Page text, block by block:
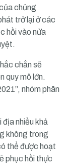
chủng
trở lại ở các
hồi vào nửa
chắn sẽ
quy mô lớn.
nhóm phân
nhiều khả
không trong
thể được hoạt
phục hồi thực